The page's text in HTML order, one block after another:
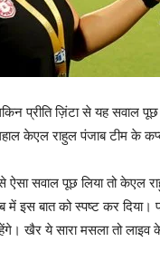
प्रीति ज़िंटा से यह सवाल पूछ
केएल राहुल पंजाब टीम के
सवाल पूछ लिया तो केएल
इस बात को स्पष्ट कर दिया।
खैर ये सारा मसला तो लाइव के